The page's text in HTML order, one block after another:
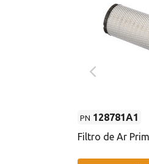
PN 128781A1
Filtro de Ar